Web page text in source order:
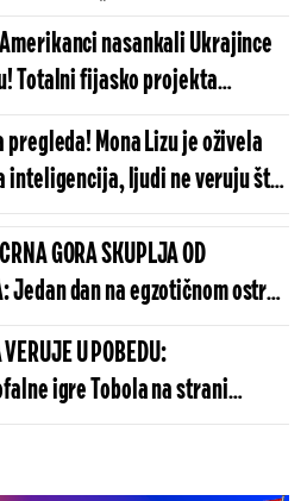
posadom! Šta mislite ko je
nasankali Ukrajince
Totalni fijasko projekta
zbog ovoga je propala
Kijeva?!
pregleda! Mona Lizu je oživela
inteligencija, ljudi ne veruju šta
GORA SKUPLJA OD
Jedan dan na egzotičnom ostrvu
manje nego u Budvi
U POBEDU:
igre Tobola na strani
Partizanu